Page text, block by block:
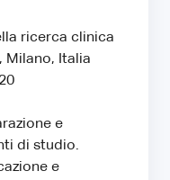
ricerca clinica
Milano, Italia
e
di studio.
e